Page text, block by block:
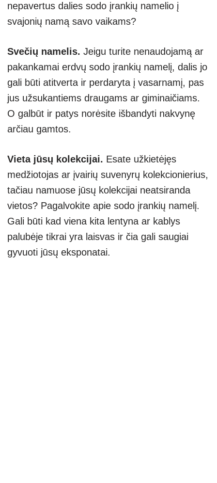
nepavertus dalies sodo įrankių namelio į
svajonių namą savo vaikams?
Svečių namelis. Jeigu turite nenaudojamą ar
pakankamai erdvų sodo įrankių namelį, dalis jo
gali būti atitverta ir perdaryta į vasarnamį, pas
jus užsukantiems draugams ar giminaičiams.
O galbūt ir patys norėsite išbandyti nakvynę
arčiau gamtos.
Vieta jūsų kolekcijai. Esate užkietėjęs
medžiotojas ar įvairių suvenyrų kolekcionierius,
tačiau namuose jūsų kolekcijai neatsiranda
vietos? Pagalvokite apie sodo įrankių namelį.
Gali būti kad viena kita lentyna ar kablys
palubėje tikrai yra laisvas ir čia gali saugiai
gyvuoti jūsų eksponatai.